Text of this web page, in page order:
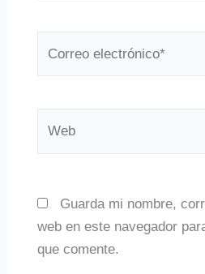
Guarda mi nombre,
web en este navegador
que comente.